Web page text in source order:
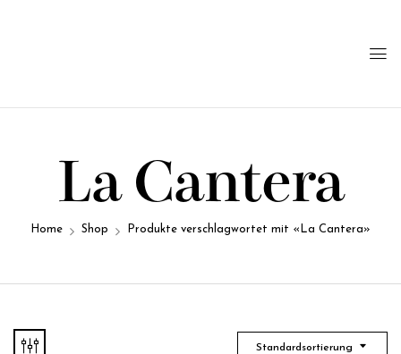
La Cantera
Home Shop Produkte verschlagwortet mit «La Cantera»
Standardsortierung